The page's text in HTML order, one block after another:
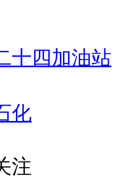
十四加油站
化
注